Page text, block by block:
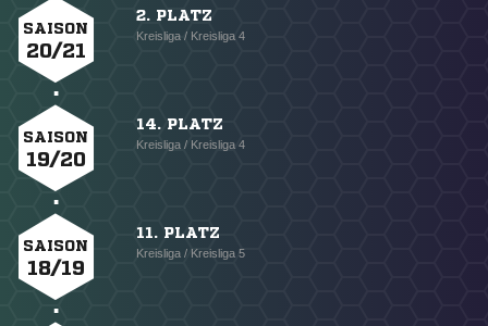
SAISON
20/21
2. PLATZ
Kreisliga / Kreisliga 4
SAISON
19/20
14. PLATZ
Kreisliga / Kreisliga 4
SAISON
18/19
11. PLATZ
Kreisliga / Kreisliga 5